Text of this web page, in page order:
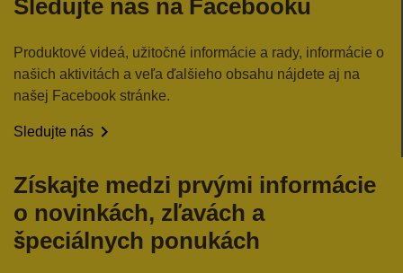
Sledujte nás na Facebooku
Produktové videá, užitočné informácie a rady, informácie o
našich aktivitách a veľa ďalšieho obsahu nájdete aj na
našej Facebook stránke.
Sledujte nás 
Získajte medzi prvými informácie
o novinkách, zľavách a
špeciálnych ponukách